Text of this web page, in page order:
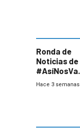
Ronda de
Noticias de
#AsíNosVa
(20/7/26)
Hace 3 semanas